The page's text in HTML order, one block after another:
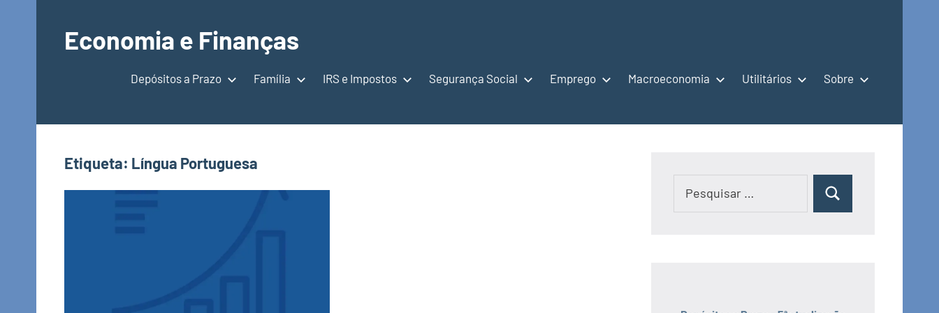
Economia e Finanças
Depósitos
Finanças
Calendários
Depósitos a Prazo Família IRS e Impostos Segurança Social Emprego Macroeconomia Utilitários Sobre
Etiqueta: Língua Portuguesa
Pesquisar